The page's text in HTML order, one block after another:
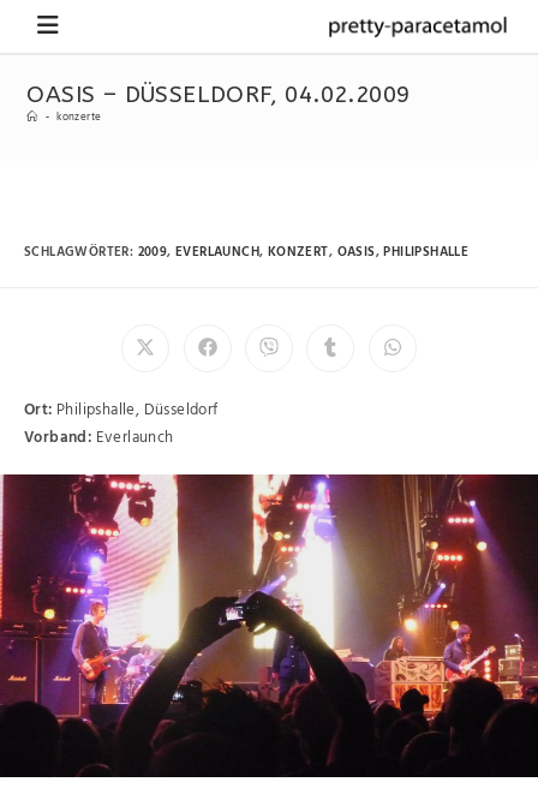
OASIS – DÜSSELDORF, 04.02.2009
- konzerte
SCHLAGWÖRTER: 2009, EVERLAUNCH, KONZERT, OASIS,PHILIPSHALLE
Ort: Philipshalle, Düsseldorf
Vorband: Everlaunch